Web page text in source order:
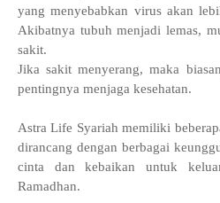
yang menyebabkan virus akan
Akibatnya tubuh menjadi lemas,
sakit.
Jika sakit menyerang, maka
pentingnya menjaga kesehatan.
Astra Life Syariah memiliki
dirancang dengan berbagai
cinta dan kebaikan untuk
Ramadhan.